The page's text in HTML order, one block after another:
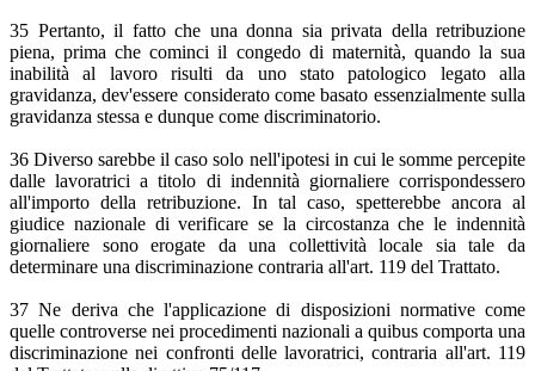
35 Pertanto, il fatto che una donna sia privata della retribuzione
piena, prima che cominci il congedo di maternità, quando la sua
inabilità al lavoro risulti da uno stato patologico legato alla
gravidanza, dev'essere considerato come basato essenzialmente sulla
gravidanza stessa e dunque come discriminatorio.
36 Diverso sarebbe il caso solo nell'ipotesi in cui le somme percepite
dalle lavoratrici a titolo di indennità giornaliere corrispondessero
all'importo della retribuzione. In tal caso, spetterebbe ancora al
giudice nazionale di verificare se la circostanza che le indennità
giornaliere sono erogate da una collettività locale sia tale da
determinare una discriminazione contraria all'art. 119 del Trattato.
37 Ne deriva che l'applicazione di disposizioni normative come
quelle controverse nei procedimenti nazionali a quibus comporta una
discriminazione nei confronti delle lavoratrici, contraria all'art. 119